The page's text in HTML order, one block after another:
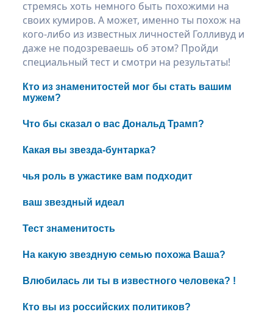
стремясь хоть немного быть похожими на
своих кумиров. А может, именно ты похож на
кого-либо из известных личностей Голливуд и
даже не подозреваешь об этом? Пройди
специальный тест и смотри на результаты!
Кто из знаменитостей мог бы стать вашим
мужем?
Что бы сказал о вас Дональд Трамп?
Какая вы звезда-бунтарка?
чья роль в ужастике вам подходит
ваш звездный идеал
Тест знаменитость
На какую звездную семью похожа Ваша?
Влюбилась ли ты в известного человека? !
Кто вы из российских политиков?